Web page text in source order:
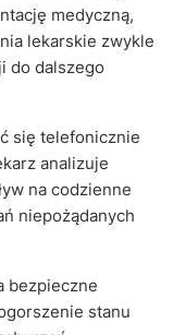
medyczną,
lekarskie zwykle
do dalszego
się telefonicznie
analizuje
na codzienne
niepożądanych
bezpieczne
stanu